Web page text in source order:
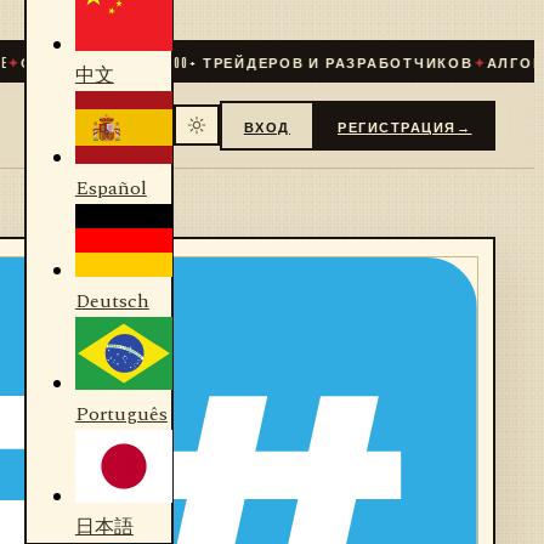
СООБЩЕСТВО + ТРЕЙДЕРОВ И РАЗРАБОТЧИКОВ✦
中文
Español
Deutsch
Português
日本語
ВХОД РЕГИСТРАЦИЯ →